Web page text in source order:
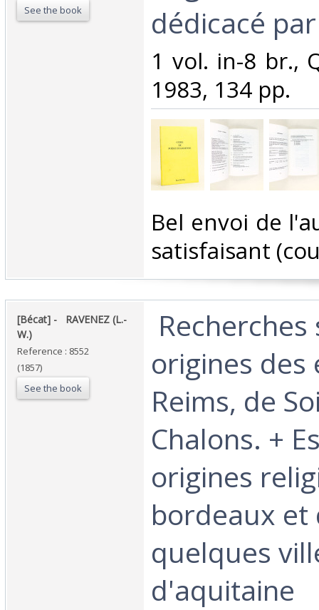
See the book
dédicacé
‎1 vol. in-8 br.,
1983, 134 pp.‎
‎Bel envoi de
satisfaisant
‎[Bécat] - ‎ ‎ RAVENEZ (L.-
W.) ‎
Reference : 8552
(1857)
See the book
origines des
Reims, de
Chalons. +
origines
bordeaux et
quelques
d'aquitaine ‎